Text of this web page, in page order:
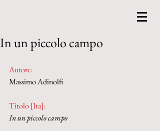
In un piccolo campo
Autore:
Massimo Adinolfi
Titolo [Ita]:
In un piccolo campo